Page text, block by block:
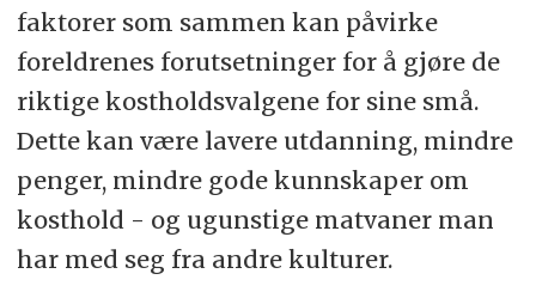
faktorer som sammen kan påvirke
foreldrenes forutsetninger for å gjøre de
riktige kostholdsvalgene for sine små.
Dette kan være lavere utdanning, mindre
penger, mindre gode kunnskaper om
kosthold - og ugunstige matvaner man
har med seg fra andre kulturer.